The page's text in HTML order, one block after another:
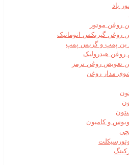
باد
روغن موتور
روغن گیربکس اتوماتیک
پمپ و گریس پمپ
روغن هیدرولیک
تعویض روغن ترمز
مدار روغن
و کامیون